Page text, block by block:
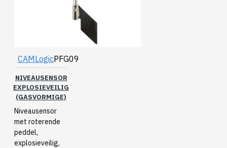
CAMLogicPFG09
NIVEAUSENSOR
EXPLOSIEVEILIG
(GASVORMIGE)
Niveausensor
met roterende
peddel,
explosieveilig,